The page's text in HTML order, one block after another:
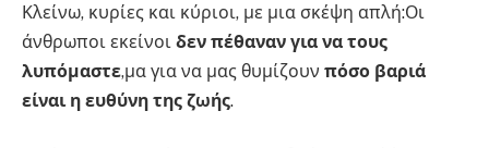
Κλείνω, κυρίες και κύριοι, με μια σκέψη απλή:Οι
άνθρωποι εκείνοι δεν πέθαναν για να τους
λυπόμαστε,μα για να μας θυμίζουν πόσο βαριά
είναι η ευθύνη της ζωής.